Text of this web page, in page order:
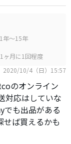
年～15年
ヶ月に1回程度
2020/10/4（日）15:57
のオンライン
対応はしていな
でも出品がある
せば買えるかも